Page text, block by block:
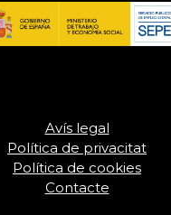
Avís legal
Política de privacitat
Política de cookies
Contacte